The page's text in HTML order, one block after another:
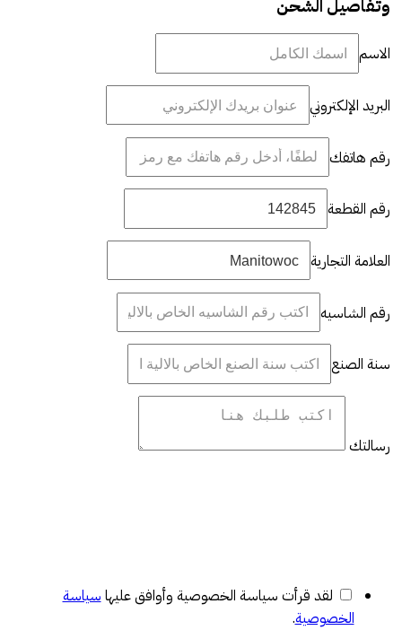
وتفاصيل الشحن
الاسم
البريد الإلكتروني
رقم هاتفك
رقم القطعة
العلامة التجارية
رقم الشاسيه
سنة الصنع
رسالتك
لقد قرأت سياسة الخصوصية وأوافق عليها سياسة
الخصوصية.